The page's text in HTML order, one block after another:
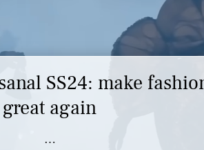
SS24: make
great again
…